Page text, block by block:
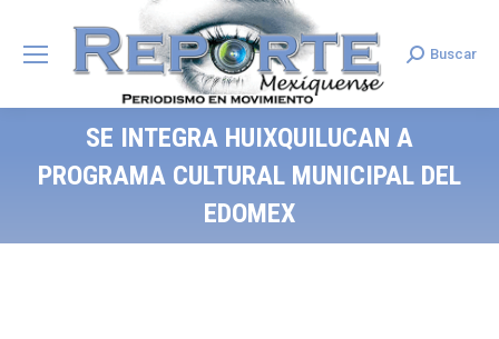
Search:
Buscar
SE INTEGRA HUIXQUILUCAN A
PROGRAMA CULTURAL MUNICIPAL DEL
EDOMEX